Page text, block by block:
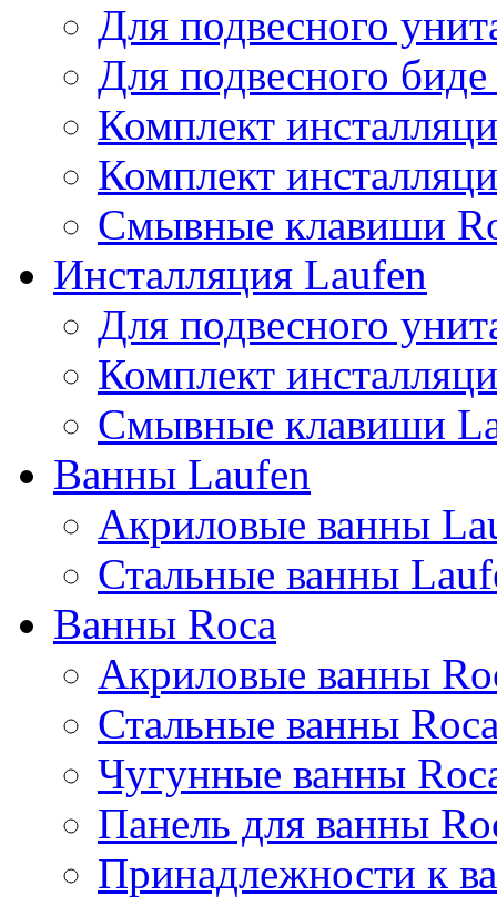
Для подвесного
Для подвесного биде
Комплект
Комплект
Смывные клавиши
Инсталляция Laufen
Для подвесного
Комплект
Смывные клавиши
Ванны Laufen
Акриловые ванны
Стальные ванны
Ванны Roca
Акриловые ванны
Стальные ванны
Чугунные ванны
Панель для ванны
Принадлежности к